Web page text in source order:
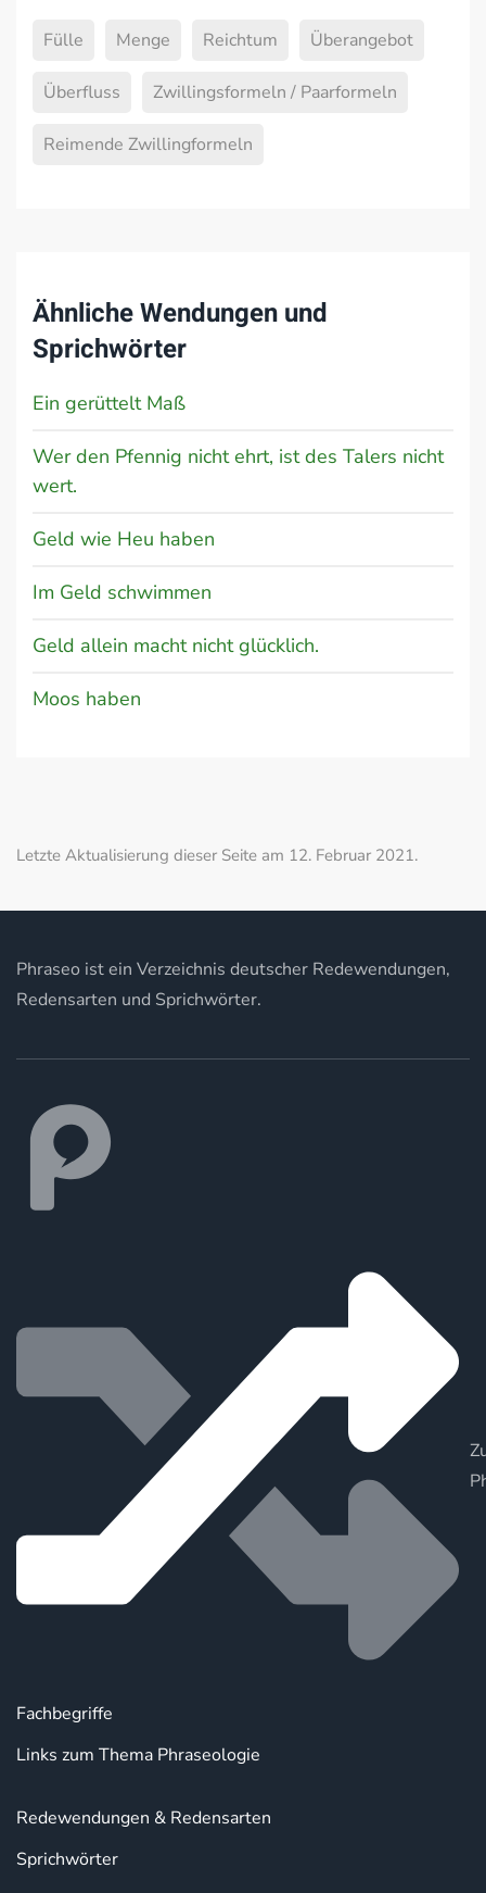
Fülle Menge Reichtum Überangebot
Überfluss Zwillingsformeln / Paarformeln
Reimende Zwillingformeln
Ähnliche Wendungen und
Sprichwörter
Ein gerüttelt Maß
Wer den Pfennig nicht ehrt, ist des Talers nicht
wert.
Geld wie Heu haben
Im Geld schwimmen
Geld allein macht nicht glücklich.
Moos haben
Letzte Aktualisierung dieser Seite am 12. Februar 2021.
Phraseo ist ein Verzeichnis deutscher Redewendungen,
Redensarten und Sprichwörter.
Fachbegriffe
Links zum Thema Phraseologie
Redewendungen & Redensarten
Sprichwörter